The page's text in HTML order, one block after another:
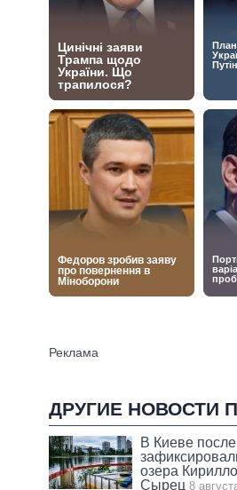
ДРУГИЕ НОВОСТИ
В Киеве
озера
Сырец 8